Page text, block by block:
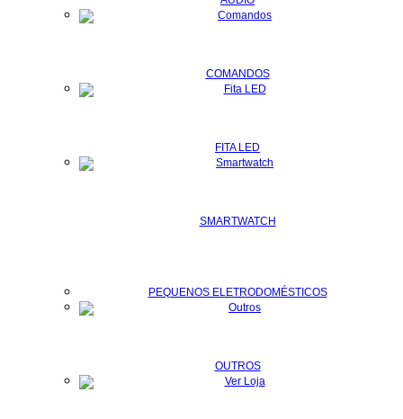
COMANDOS
FITA LED
SMARTWATCH
PEQUENOS ELETRODOMÉSTICOS
OUTROS